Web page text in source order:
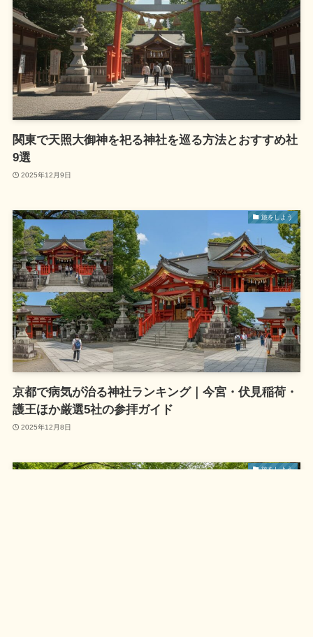
関東で天照大御神を祀る神社を巡る方法とおすすめ社
9選
2025年12月9日
旅をしよう
京都で病気が治る神社ランキング｜今宮・伏見稲荷・
護王ほか厳選5社の参拝ガイド
2025年12月8日
旅をしよう